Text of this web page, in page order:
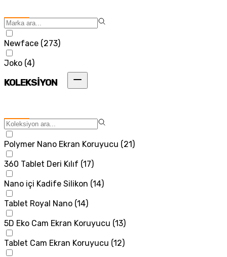
Newface (273)
Joko (4)
KOLEKSİYON
Polymer Nano Ekran Koruyucu (21)
360 Tablet Deri Kılıf (17)
Nano içi Kadife Silikon (14)
Tablet Royal Nano (14)
5D Eko Cam Ekran Koruyucu (13)
Tablet Cam Ekran Koruyucu (12)